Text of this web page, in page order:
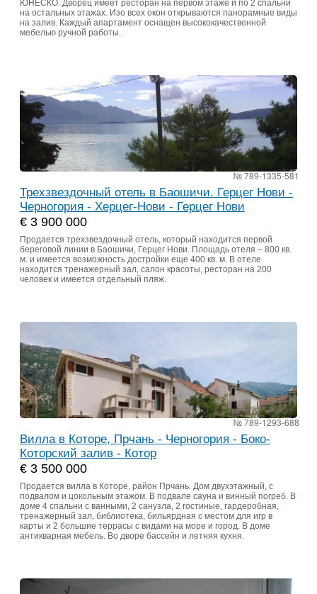
ЮНЕСКО. Дворец имеет ресторан на первом этаже и по 2 спальни
на остальных этажах. Изо всех окон открываются панорамные виды
на залив. Каждый апартамент оснащен высококачественной
мебелью ручной работы.
№ 789-1335-581
Трехзвездочный отель в Баошичи. Герцег Нови -
Черногория - Херцег-Нови - Герцег Нови
€ 3 900 000
Продается трехзвездочный отель, который находится первой
береговой линии в Баошичи, Герцег Нови. Площадь отеля – 800 кв.
м. и имеется возможность достройки еще 400 кв. м. В отеле
находится тренажерный зал, салон красоты, ресторан на 200
человек и имеется отдельный пляж.
№ 789-1293-688
Вилла в Которе, Прчань - Черногория - Боко-
Которский залив - Котор
€ 3 500 000
Продается вилла в Которе, район Прчань. Дом двухэтажный, с
подвалом и цокольным этажом. В подвале сауна и винный погреб. В
доме 4 спальни с ванными, 2 санузла, 2 гостиные, гардеробная,
тренажерный зал, библиотека, бильярдная с местом для игр в
карты и 2 большие террасы с видами на море и город. В доме
антикварная мебель. Во дворе бассейн и летняя кухня.